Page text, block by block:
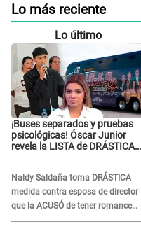
Lo más reciente
Lo último
¡Buses separados y pruebas
psicológicas! Óscar Junior
revela la LISTA de DRÁSTICAS
en 'La Bella Luz' tras caso
Naldy Saldaña
Naldy Saldaña toma DRÁSTICA
medida contra esposa de director
que la ACUSÓ de tener romance
con él: "Muy triste..."